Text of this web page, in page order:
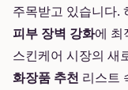
주목받고 있습니다.
피부 장벽 강화에 최
스킨케어 시장의 새
화장품 추천 리스트